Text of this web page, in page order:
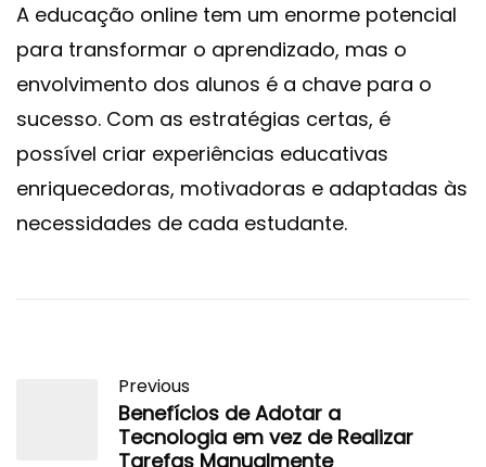
A educação online tem um enorme potencial
para transformar o aprendizado, mas o
envolvimento dos alunos é a chave para o
sucesso. Com as estratégias certas, é
possível criar experiências educativas
enriquecedoras, motivadoras e adaptadas às
necessidades de cada estudante.
Previous
Benefícios de Adotar a
Tecnologia em vez de Realizar
Tarefas Manualmente